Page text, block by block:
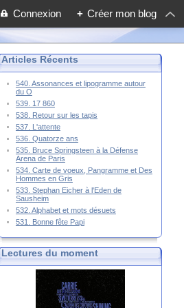
Connexion + Créer mon blog
Articles Récents
540. Assonances et lipogramme autour
du O
539. 17 860
538. Retour sur les tapis
537. L'attente
536. Quatorze ans
535. Bruce Springsteen à la Défense
Arena de Paris
534. Carte de voeux, Pangramme et Des
Hommes en Gris
533. Stephan Eicher à l'Eden de
Sausheim
532. Alphabet et mots désuets
531. Bonne fête Papi
Lectures du moment